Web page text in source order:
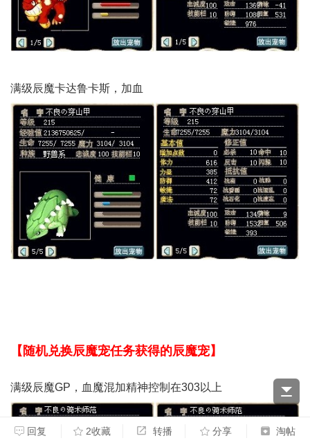
满级辰魔卡达鲁卡斯，加血
【随机兑换辰魔宠任务获得的辰魔宠】
满级辰魔GP，血魔混加精神控制在303以上
回复 2收藏 转播 分享 淘帖